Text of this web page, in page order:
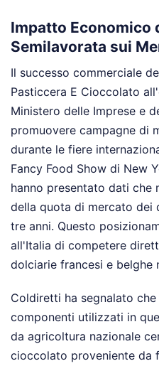
Impatto Economico
Semilavorata sui
Il successo commerciale
Pasticcera E Cioccolato
Ministero delle Imprese e
promuovere campagne di
durante le fiere
Fancy Food Show di New
hanno presentato dati che
della quota di mercato dei
tre anni. Questo
all'Italia di competere
dolciarie francesi e belghe
Coldiretti ha segnalato
componenti utilizzati in
da agricoltura nazionale
cioccolato proveniente da